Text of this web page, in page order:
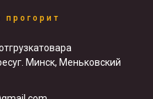
прогорит
товара
г. Минск, Меньковский